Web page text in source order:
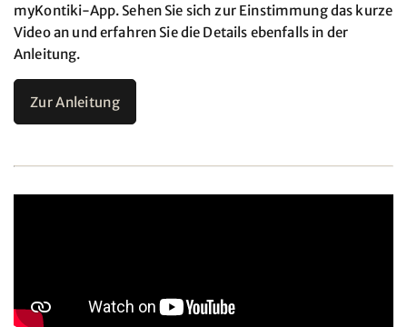
myKontiki-App. Sehen Sie sich zur Einstimmung das kurze
Video an und erfahren Sie die Details ebenfalls in der
Anleitung.
Zur Anleitung